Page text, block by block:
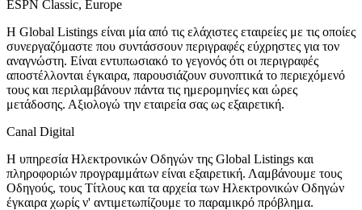
ESPN Classic, Europe
Η Global Listings είναι μία από τις ελάχιστες εταιρείες με τις οποίες
συνεργαζόμαστε που συντάσσουν περιγραφές εύχρηστες για τον
αναγνώστη. Είναι εντυπωσιακό το γεγονός ότι οι περιγραφές
αποστέλλονται έγκαιρα, παρουσιάζουν συνοπτικά το περιεχόμενό
τους και περιλαμβάνουν πάντα τις ημερομηνίες και ώρες
μετάδοσης. Αξιολογώ την εταιρεία σας ως εξαιρετική.
Canal Digital
Η υπηρεσία Ηλεκτρονικών Οδηγών της Global Listings και
πληροφοριών προγραμμάτων είναι εξαιρετική. Λαμβάνουμε τους
Οδηγούς, τους Τίτλους και τα αρχεία των Ηλεκτρονικών Οδηγών
έγκαιρα χωρίς ν' αντιμετωπίζουμε το παραμικρό πρόβλημα.